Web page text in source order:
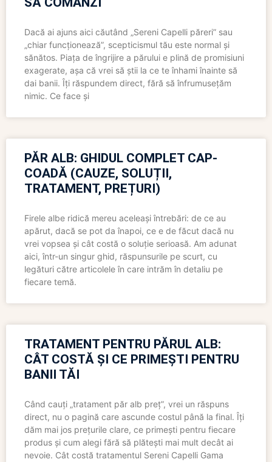
Dacă ai ajuns aici căutând „Sereni Capelli păreri” sau
„chiar funcționează”, scepticismul tău este normal și
sănătos. Piața de îngrijire a părului e plină de promisiuni
exagerate, așa că vrei să știi la ce te înhami înainte să
dai banii. Îți răspundem direct, fără să înfrumusețăm
nimic. Ce face și
PĂR ALB: GHIDUL COMPLET CAP-
COADĂ (CAUZE, SOLUȚII,
TRATAMENT, PREȚURI)
Firele albe ridică mereu aceleași întrebări: de ce au
apărut, dacă se pot da înapoi, ce e de făcut dacă nu
vrei vopsea și cât costă o soluție serioasă. Am adunat
aici, într-un singur ghid, răspunsurile pe scurt, cu
legături către articolele în care intrăm în detaliu pe
fiecare temă.
TRATAMENT PENTRU PĂRUL ALB:
CÂT COSTĂ ȘI CE PRIMEȘTI PENTRU
BANII TĂI
Când cauți „tratament păr alb preț”, vrei un răspuns
direct, nu o pagină care ascunde costul până la final. Îți
dăm mai jos prețurile clare, ce primești pentru fiecare
produs și cum alegi fără să plătești mai mult decât ai
nevoie. Cât costă tratamentul Sereni Capelli Gama